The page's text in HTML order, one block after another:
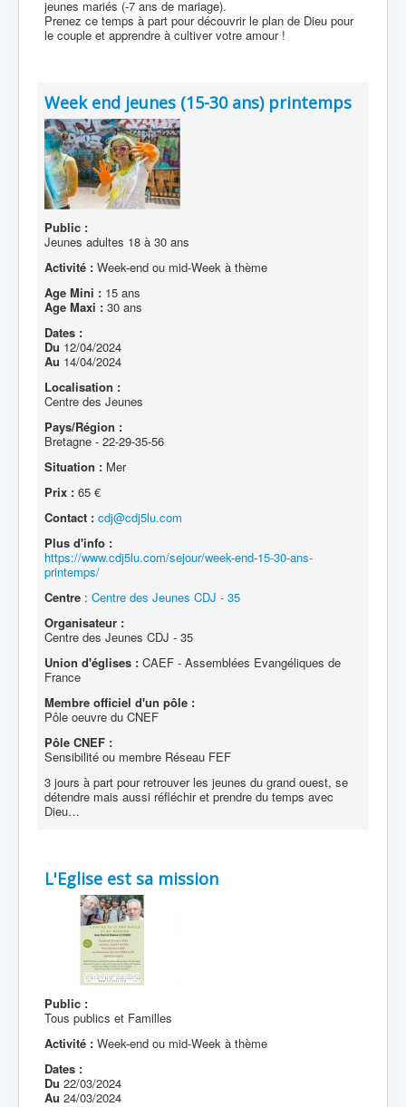
jeunes mariés (-7 ans de mariage).
Prenez ce temps à part pour découvrir le plan de Dieu pour
le couple et apprendre à cultiver votre amour !
Week end jeunes (15-30 ans) printemps
Public :
Jeunes adultes 18 à 30 ans
Activité : Week-end ou mid-Week à thème
Age Mini : 15 ans
Age Maxi : 30 ans
Dates :
Du 12/04/2024
Au 14/04/2024
Localisation :
Centre des Jeunes
Pays/Région :
Bretagne - 22-29-35-56
Situation : Mer
Prix : 65 €
Contact : cdj@cdj5lu.com
Plus d'info :
https://www.cdj5lu.com/sejour/week-end-15-30-ans-
printemps/
Centre : Centre des Jeunes CDJ - 35
Organisateur :
Centre des Jeunes CDJ - 35
Union d'églises : CAEF - Assemblées Evangéliques de
France
Membre officiel d'un pôle :
Pôle oeuvre du CNEF
Pôle CNEF :
Sensibilité ou membre Réseau FEF
3 jours à part pour retrouver les jeunes du grand ouest, se
détendre mais aussi réfléchir et prendre du temps avec
Dieu…
L'Eglise est sa mission
Public :
Tous publics et Familles
Activité : Week-end ou mid-Week à thème
Dates :
Du 22/03/2024
Au 24/03/2024